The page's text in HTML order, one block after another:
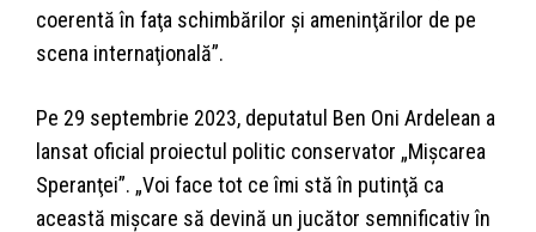
coerentă în faţa schimbărilor şi ameninţărilor de pe
scena internaţională”.
Pe 29 septembrie 2023, deputatul Ben Oni Ardelean a
lansat oficial proiectul politic conservator „Mişcarea
Speranţei”. „Voi face tot ce îmi stă în putinţă ca
această mişcare să devină un jucător semnificativ în